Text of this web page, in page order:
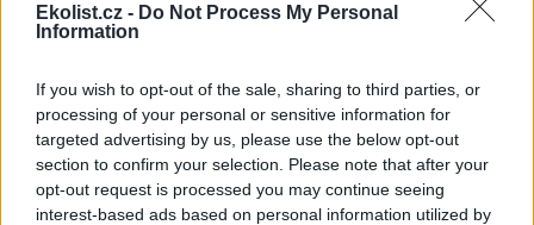
Ekolist.cz - Do Not Process My Personal
Information
If you wish to opt-out of the sale, sharing to third parties, or
processing of your personal or sensitive information for
targeted advertising by us, please use the below opt-out
section to confirm your selection. Please note that after your
opt-out request is processed you may continue seeing
interest-based ads based on personal information utilized by
Nadělte si pod stromeček Ekolist.cz. Příští rok už
možná nebudete mít šanci
Jak asi mnozí víte, Ekolist.cz se již řadu měsíců potácí na hraně
existence a proto oslovuje své čtenáře sežádostí o podporu
Chápu, že je těžko vidět pod kapotu neziskového média. Pokusím
se objasnit příčiny naší současné neutěšené situace. Některé
příčiny jsou čistě objektivní a ovlivnit jsme je nemohli. Za něco si
můžeme sami.